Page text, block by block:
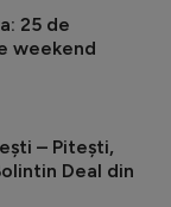
25 de
weekend
– Pitești,
Deal din